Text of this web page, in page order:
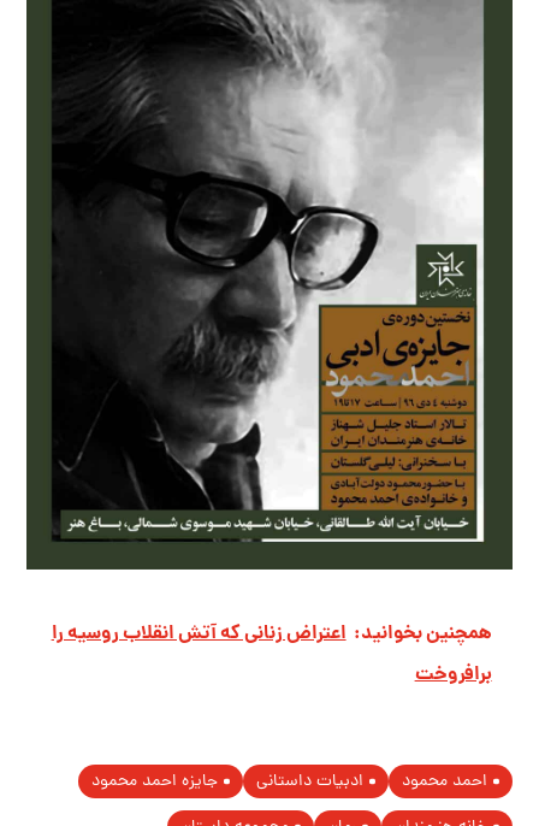
همچنین بخوانید: اعتراض زنانی که آتش انقلاب روسیه را
برافروخت
احمد محمود ادبیات داستانی
جایزه احمد محمود